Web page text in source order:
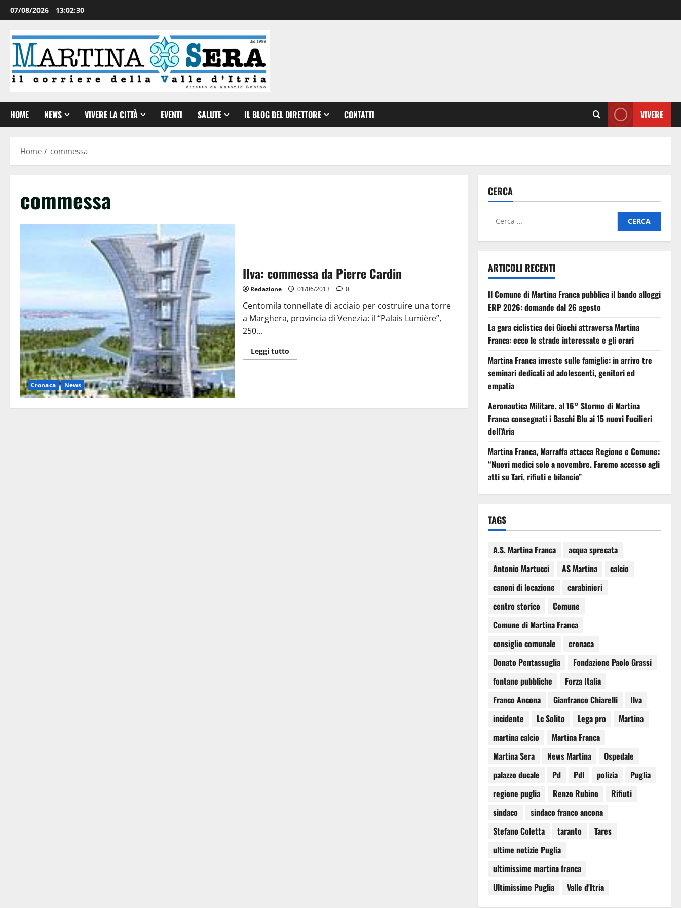
07/08/2026 13:02:30
HOME NEWS VIVERE LA CITTÀ EVENTI SALUTE IL BLOG DEL DIRETTORE CONTATTI VIVERE
Home commessa
commessa
Cronaca News
Ilva: commessa da Pierre Cardin
Redazione 01/06/2013 0
Centomila tonnellate di acciaio per costruire una torre
a Marghera, provincia di Venezia: il “Palais Lumière”,
250...
Leggi tutto
CERCA
ARTICOLI RECENTI
Il Comune di Martina Franca pubblica il bando alloggi
ERP 2026: domande dal 26 agosto
La gara ciclistica dei Giochi attraversa Martina
Franca: ecco le strade interessate e gli orari
Martina Franca investe sulle famiglie: in arrivo tre
seminari dedicati ad adolescenti, genitori ed
empatia
Aeronautica Militare, al 16° Stormo di Martina
Franca consegnati i Baschi Blu ai 15 nuovi Fucilieri
dell’Aria
Martina Franca, Marraffa attacca Regione e Comune:
“Nuovi medici solo a novembre. Faremo accesso agli
atti su Tari, rifiuti e bilancio”
TAGS
A.S. Martina Franca
acqua sprecata
Antonio Martucci
AS Martina
calcio
canoni di locazione
carabinieri
centro storico
Comune
Comune di Martina Franca
consiglio comunale
cronaca
Donato Pentassuglia
Fondazione Paolo Grassi
fontane pubbliche
Forza Italia
Franco Ancona
Gianfranco Chiarelli
Ilva
incidente
Lc Solito Lega pro
Martina
martina calcio
Martina Franca
Martina Sera
News Martina
Ospedale
palazzo ducale
Pd Pdl polizia
Puglia
regione puglia
Renzo Rubino
Rifiuti
sindaco
sindaco franco ancona
Stefano Coletta
taranto
Tares
ultime notizie Puglia
ultimissime martina franca
Ultimissime Puglia
Valle d'Itria